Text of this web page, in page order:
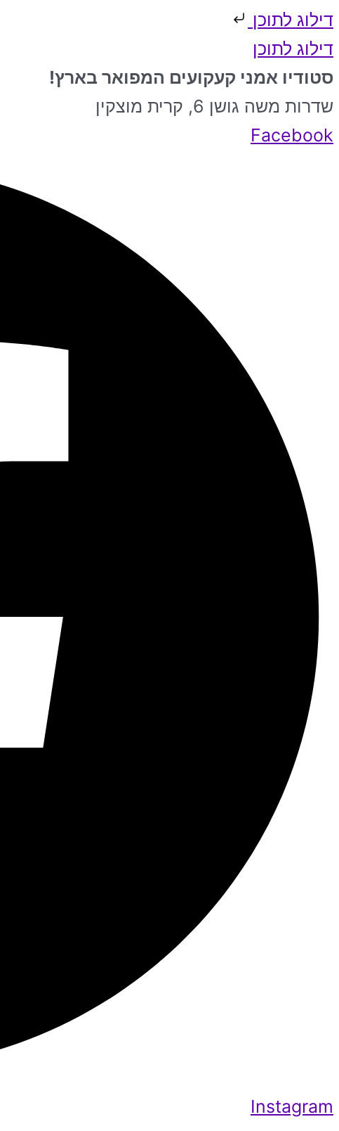
דילוג לתוכן
דילוג לתוכן
סטודיו אמני קעקועים המפואר בארץ!
שדרות משה גושן 6, קרית מוצקין
Facebook
Instagram